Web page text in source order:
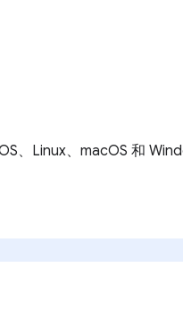
、Linux、macOS 和